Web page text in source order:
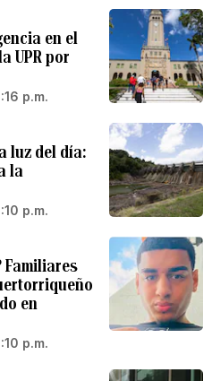
en el
UPR por
p.m.
luz del día:
la
p.m.
Familiares
en
p.m.